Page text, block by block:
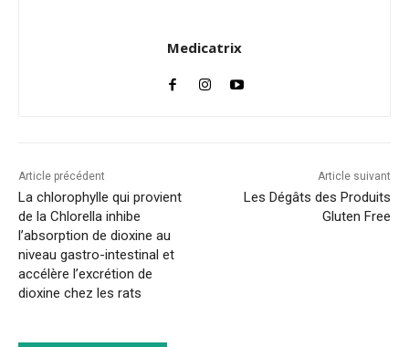
Medicatrix
Article précédent
La chlorophylle qui provient
de la Chlorella inhibe
l’absorption de dioxine au
niveau gastro-intestinal et
accélère l’excrétion de
dioxine chez les rats
Article suivant
Les Dégâts des Produits
Gluten Free